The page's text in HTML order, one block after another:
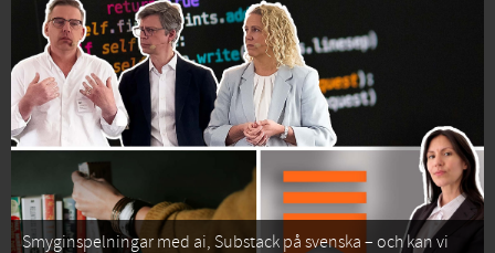
Smyginspelningar med ai, Substack på svenska – och kan vi